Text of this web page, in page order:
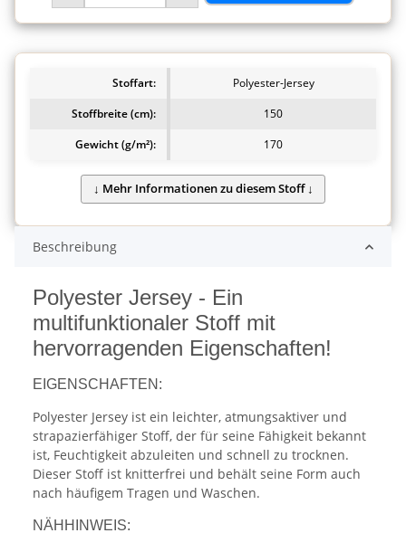
Stoffart:
Polyester-Jersey
Stoffbreite (cm):
150
Gewicht (g/m²):
170
Beschreibung
Polyester Jersey - Ein
multifunktionaler Stoff mit
hervorragenden Eigenschaften!
EIGENSCHAFTEN:
Polyester Jersey ist ein leichter, atmungsaktiver und
strapazierfähiger Stoff, der für seine Fähigkeit bekannt
ist, Feuchtigkeit abzuleiten und schnell zu trocknen.
Dieser Stoff ist knitterfrei und behält seine Form auch
nach häufigem Tragen und Waschen.
NÄHHINWEIS: